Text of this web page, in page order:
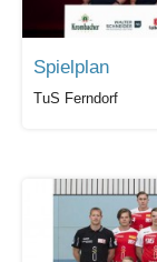
Spielplan
TuS Ferndorf